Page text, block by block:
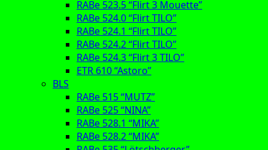
RABe 523.5 “Flirt 3 Mouette”
RABe 524.0 “Flirt TILO”
RABe 524.1 “Flirt TILO”
RABe 524.2 “Flirt TILO”
RABe 524.3 “Flirt 3 TILO”
ETR 610 “Astoro”
BLS
RABe 515 “MUTZ”
RABe 525 “NINA”
RABe 528.1 “MIKA”
RABe 528.2 “MIKA”